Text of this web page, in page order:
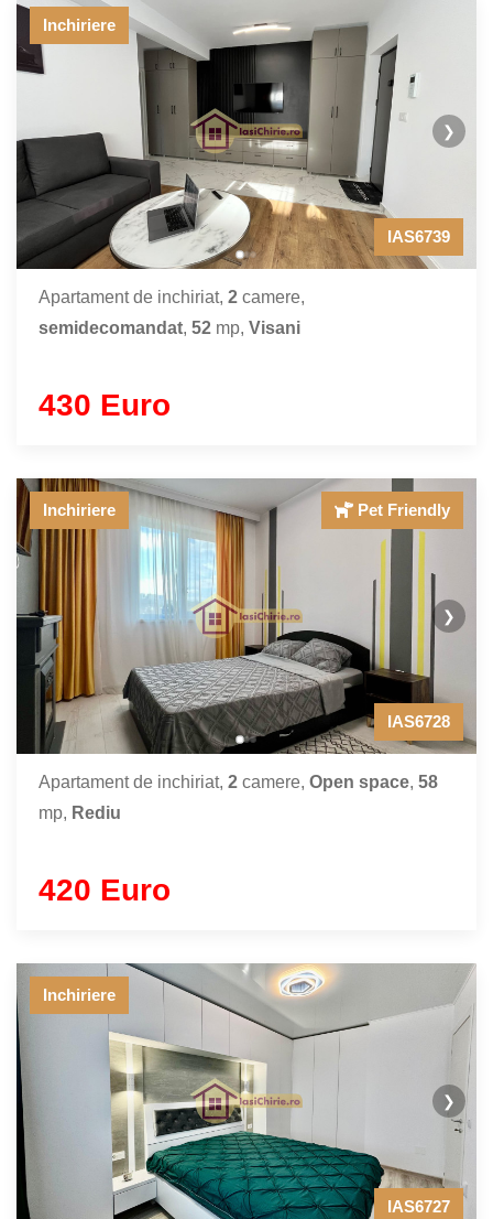
❯
Inchiriere
IAS6739
Apartament de inchiriat, 2 camere,
semidecomandat, 52 mp, Visani
430 Euro
❯
Inchiriere
IAS6728
Pet Friendly
Apartament de inchiriat, 2 camere, Open space, 58
mp, Rediu
420 Euro
❯
Inchiriere
IAS6727